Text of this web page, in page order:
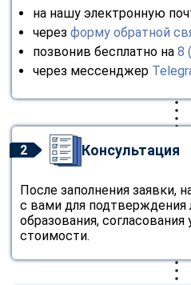
на нашу электронную
через форму обратной
позвонив бесплатно на 8
через мессенджер
2 Консультация
После заполнения заявки,
с вами для подтверждения
образования,
стоимости.